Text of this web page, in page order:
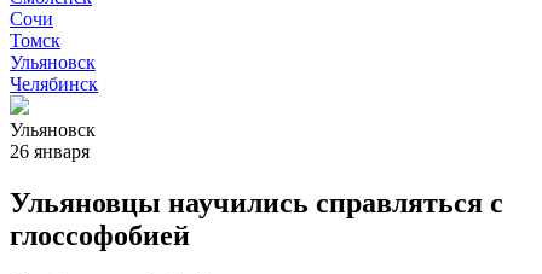
Сочи
Томск
Ульяновск
Челябинск
Ульяновск
26 января
Ульяновцы научились справляться с
глоссофобией